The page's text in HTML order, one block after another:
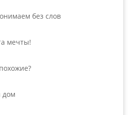
без слов
мечты!
дом